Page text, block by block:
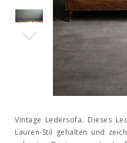
Vintage Ledersofa. Dieses
Lauren-Stil gehalten und